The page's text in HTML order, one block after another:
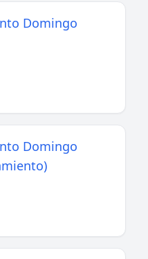
Domingo
Domingo